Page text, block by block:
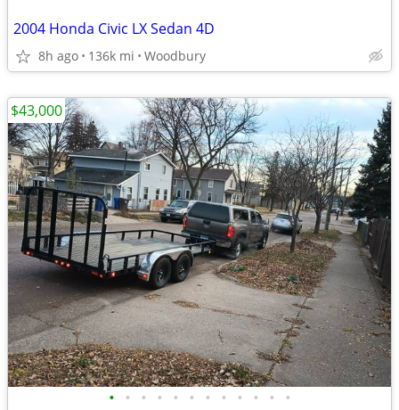
2004 Honda Civic LX Sedan 4D
8h ago 136k mi Woodbury
• • • • • • • • • • • •
$43,000